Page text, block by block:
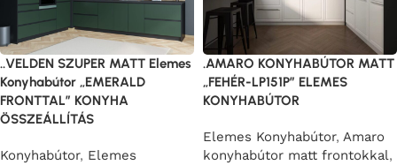
..VELDEN SZUPER MATT Elemes
Konyhabútor „EMERALD
FRONTTAL” KONYHA
ÖSSZEÁLLÍTÁS
Konyhabútor, Elemes
.AMARO KONYHABÚTOR MATT
„FEHÉR-LP151P” ELEMES
KONYHABÚTOR
Elemes Konyhabútor, Amaro
konyhabútor matt frontokkal,